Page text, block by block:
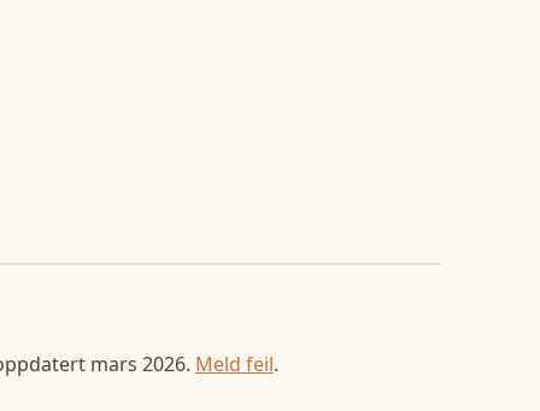
mars 2026. Meld feil.